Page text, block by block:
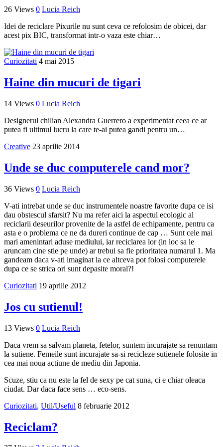
26 Views 0 Lucia Reich
Idei de reciclare Pixurile nu sunt ceva ce refolosim de obicei, dar
acest pix BIC, transformat intr-o vaza este chiar…
Curiozitati 4 mai 2015
Haine din mucuri de tigari
14 Views 0 Lucia Reich
Designerul chilian Alexandra Guerrero a experimentat ceea ce ar
putea fi ultimul lucru la care te-ai putea gandi pentru un…
Creative 23 aprilie 2014
Unde se duc computerele cand mor?
36 Views 0 Lucia Reich
V-ati intrebat unde se duc instrumentele noastre favorite dupa ce isi
dau obstescul sfarsit? Nu ma refer aici la aspectul ecologic al
reciclarii deseurilor provenite de la astfel de echipamente, pentru ca
asta e o problema ce ne da dureri continue de cap … Sunt cele mai
mari amenintari aduse mediului, iar reciclarea lor (in loc sa le
aruncam cine stie pe unde) ar trebui sa fie prioritatea numarul 1. Ma
gandeam daca v-ati imaginat la ce altceva pot folosi computerele
dupa ce se strica ori sunt depasite moral?!
Curiozitati 19 aprilie 2012
Jos cu sutienul!
13 Views 0 Lucia Reich
Daca vrem sa salvam planeta, fetelor, suntem incurajate sa renuntam
la sutiene. Femeile sunt incurajate sa-si recicleze sutienele folosite in
cea mai noua actiune de mediu din Japonia.
Scuze, stiu ca nu este la fel de sexy pe cat suna, ci e chiar oleaca
ciudat. Dar daca face sens … eco-sens.
Curiozitati, Util/Useful 8 februarie 2012
Reciclam?